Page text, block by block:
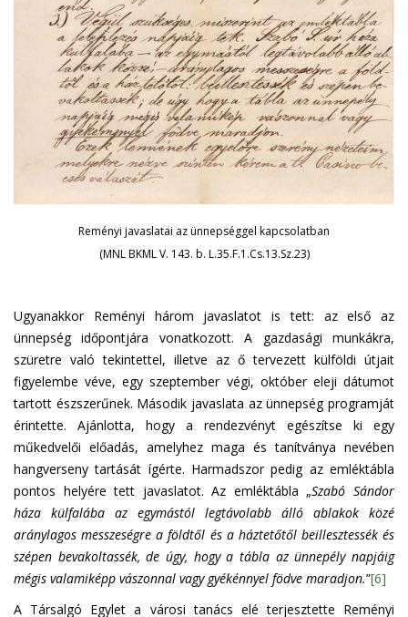
Reményi javaslatai az ünnepséggel kapcsolatban
(MNL BKML V. 143. b. L.35.F.1.Cs.13.Sz.23)
Ugyanakkor Reményi három javaslatot is tett: az első az
ünnepség időpontjára vonatkozott. A gazdasági munkákra,
szüretre való tekintettel, illetve az ő tervezett külföldi útjait
figyelembe véve, egy szeptember végi, október eleji dátumot
tartott észszerűnek. Második javaslata az ünnepség programját
érintette. Ajánlotta, hogy a rendezvényt egészítse ki egy
műkedvelői előadás, amelyhez maga és tanítványa nevében
hangverseny tartását ígérte. Harmadszor pedig az emléktábla
pontos helyére tett javaslatot. Az emléktábla „Szabó Sándor
háza külfalába az egymástól legtávolabb álló ablakok közé
aránylagos messzeségre a földtől és a háztetőtől beillesztessék és
szépen bevakoltassék, de úgy, hogy a tábla az ünnepély napjáig
mégis valamiképp vászonnal vagy gyékénnyel födve maradjon.”[6]
A Társalgó Egylet a városi tanács elé terjesztette Reményi